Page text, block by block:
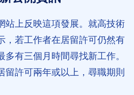
站上反映這項發展。就高技術
，若工作者在居留許可仍然有
有三個月時間尋找新工作。
留許可兩年或以上，尋職期則